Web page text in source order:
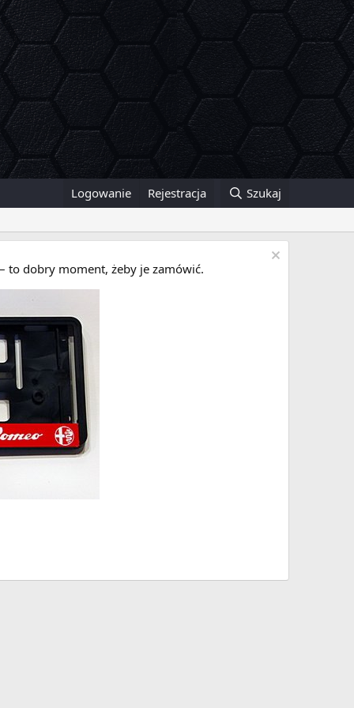
Logowanie Rejestracja Szukaj
to dobry moment, żeby je zamówić.